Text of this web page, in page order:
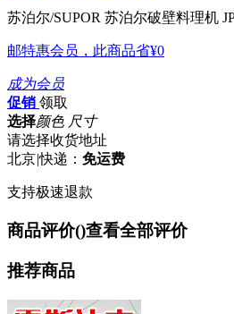
苏泊尔/SUPOR 苏泊尔破壁料理机
邮特惠会员，此商品省¥0
成为会员
促销 领取
选择颜色 尺寸
请选择收货地址
北京|快递： 免运费
支持极速退款
商品评价()查看全部评价
推荐商品